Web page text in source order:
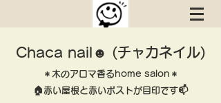
Chaca nail☻ (チャカネイル)
＊木のアロマ香るhome salon＊
​🏠赤い屋根と赤いポストが目印です📫